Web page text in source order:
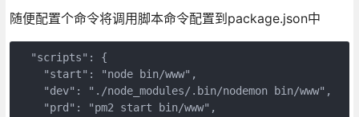
随便配置个命令将调用脚本命令配置到package.json中
  "scripts": {
    "start": "node bin/www",
    "dev": "./node_modules/.bin/nodemon bin/www",
    "prd": "pm2 start bin/www",